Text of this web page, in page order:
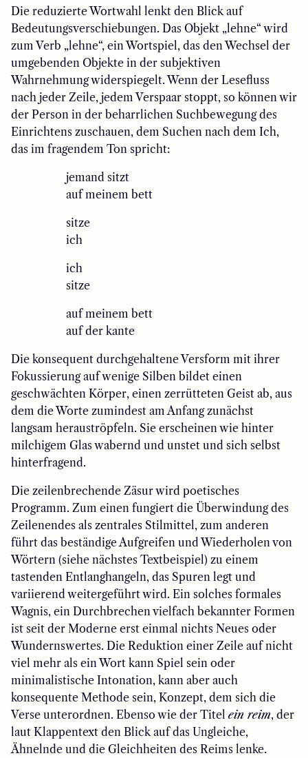
Die reduzierte Wortwahl lenkt den Blick auf
Bedeutungsverschiebungen. Das Objekt „lehne“ wird
zum Verb „lehne“, ein Wortspiel, das den Wechsel der
umgebenden Objekte in der subjektiven
Wahrnehmung widerspiegelt. Wenn der Lesefluss
nach jeder Zeile, jedem Verspaar stoppt, so können wir
der Person in der beharrlichen Suchbewegung des
Einrichtens zuschauen, dem Suchen nach dem Ich,
das im fragendem Ton spricht:
jemand sitzt
auf meinem bett
sitze
ich
ich
sitze
auf meinem bett
auf der kante
Die konsequent durchgehaltene Versform mit ihrer
Fokussierung auf wenige Silben bildet einen
geschwächten Körper, einen zerrütteten Geist ab, aus
dem die Worte zumindest am Anfang zunächst
langsam herauströpfeln. Sie erscheinen wie hinter
milchigem Glas wabernd und unstet und sich selbst
hinterfragend.
Die zeilenbrechende Zäsur wird poetisches
Programm. Zum einen fungiert die Überwindung des
Zeilenendes als zentrales Stilmittel, zum anderen
führt das beständige Aufgreifen und Wiederholen von
Wörtern (siehe nächstes Textbeispiel) zu einem
tastenden Entlanghangeln, das Spuren legt und
variierend weitergeführt wird. Ein solches formales
Wagnis, ein Durchbrechen vielfach bekannter Formen
ist seit der Moderne erst einmal nichts Neues oder
Wundernswertes. Die Reduktion einer Zeile auf nicht
viel mehr als ein Wort kann Spiel sein oder
minimalistische Intonation, kann aber auch
konsequente Methode sein, Konzept, dem sich die
Verse unterordnen. Ebenso wie der Titel ein reim, der
laut Klappentext den Blick auf das Ungleiche,
Ähnelnde und die Gleichheiten des Reims lenke.